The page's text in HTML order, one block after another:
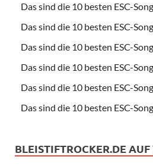
Das sind die 10 besten ESC-
Das sind die 10 besten ESC-
Das sind die 10 besten ESC-
Das sind die 10 besten ESC-
Das sind die 10 besten ESC-
Das sind die 10 besten ESC-
BLEISTIFTROCKER.DE